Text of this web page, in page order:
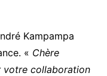
Kampampa
« Chère
votre collaboration